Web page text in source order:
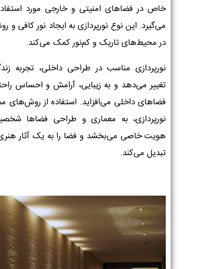
خاص در فضاهای امنیتی و خارجی مورد
می‌گیرد. این نوع نورپردازی به ایجاد نور کافی و
در محیط‌های تاریک و کم‌نور کمک می‌کند.
نورپردازی مناسب در طراحی داخلی، تجربه
تغییر می‌دهد و به زیبایی، آرامش و احساس
فضاهای داخلی می‌افزاید. استفاده از روش‌های
نورپردازی، به معماری و طراحی فضاها
هویت خاصی می‌بخشد و فضا را به یک آثار
تبدیل می‌کند.